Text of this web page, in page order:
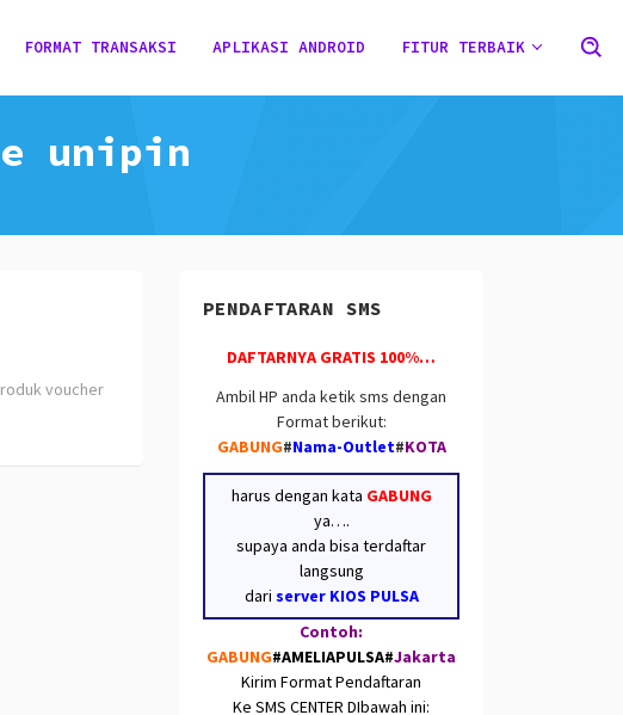
FORMAT TRANSAKSI APLIKASI ANDROID FITUR TERBAIK
unipin
voucher
PENDAFTARAN SMS
DAFTARNYA GRATIS 100%…
Ambil HP anda ketik sms dengan
Format berikut:
GABUNG#Nama-Outlet#KOTA
harus dengan kata GABUNG
ya….
supaya anda bisa terdaftar
langsung
dari server KIOS PULSA
Contoh:
GABUNG#AMELIAPULSA#Jakarta
Kirim Format Pendaftaran
Ke SMS CENTER DIbawah ini: